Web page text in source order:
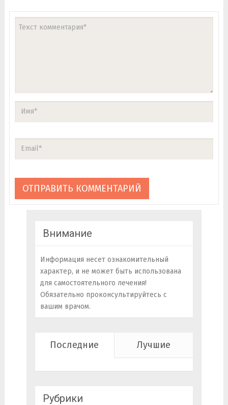
Внимание
Информация несет ознакомительный
характер, и не может быть использована
для самостоятельного лечения!
Обязательно проконсультируйтесь с
вашим врачом.
Последние Лучшие
Рубрики